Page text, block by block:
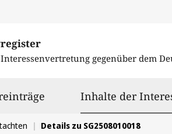
gegenüber dem
Inhalte der
Details zu SG2508010018